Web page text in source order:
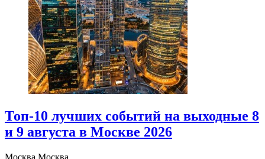
Топ-10 лучших событий на выходные 8
и 9 августа в Москве 2026
Москва Москва